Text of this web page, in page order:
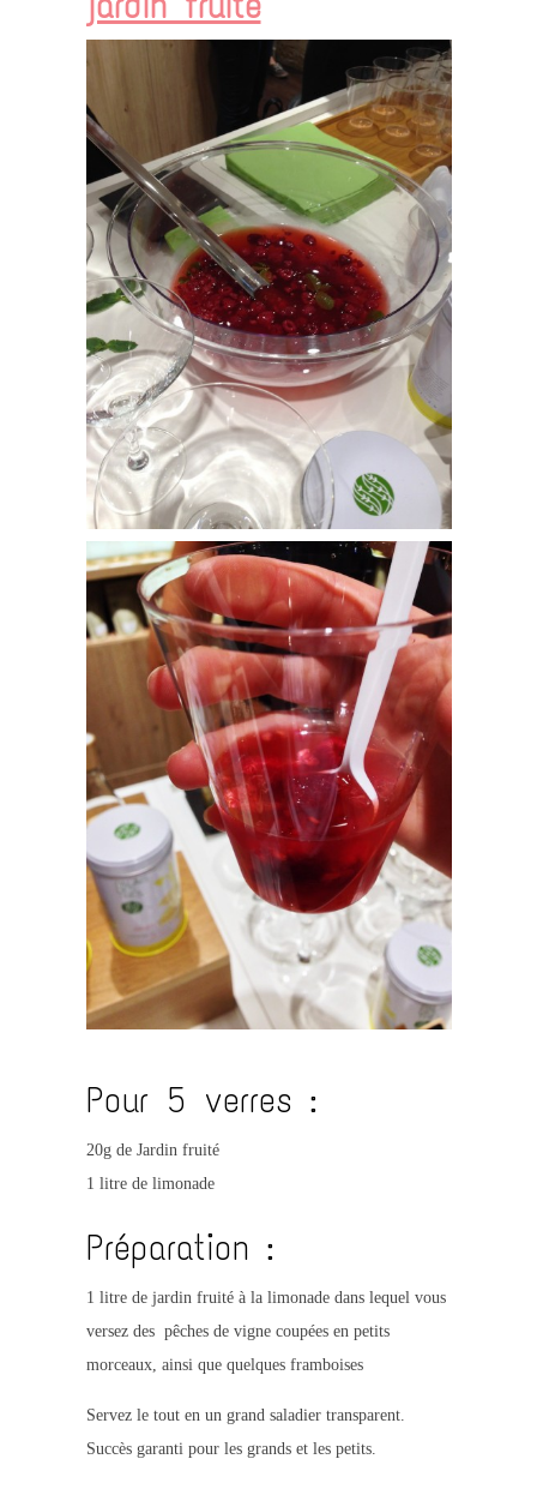
Pour 5 verres :
20g de Jardin fruité
1 litre de limonade
Préparation :
1 litre de jardin fruité à la limonade dans lequel vous
versez des pêches de vigne coupées en petits
morceaux, ainsi que quelques framboises
Servez le tout en un grand saladier transparent.
Succès garanti pour les grands et les petits.